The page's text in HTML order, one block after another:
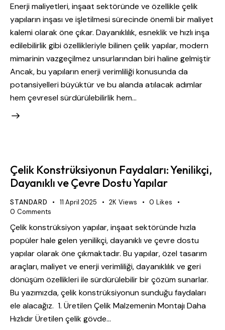
Enerji maliyetleri, inşaat sektöründe ve özellikle çelik
yapıların inşası ve işletilmesi sürecinde önemli bir maliyet
kalemi olarak öne çıkar. Dayanıklılık, esneklik ve hızlı inşa
edilebilirlik gibi özellikleriyle bilinen çelik yapılar, modern
mimarinin vazgeçilmez unsurlarından biri haline gelmiştir
Ancak, bu yapıların enerji verimliliği konusunda da
potansiyelleri büyüktür ve bu alanda atılacak adımlar
hem çevresel sürdürülebilirlik hem…
Çelik Konstrüksiyonun Faydaları: Yenilikçi,
Dayanıklı ve Çevre Dostu Yapılar
STANDARD 11 April 2025 2K Views 0 Likes
0 Comments
Çelik konstrüksiyon yapılar, inşaat sektöründe hızla
popüler hale gelen yenilikçi, dayanıklı ve çevre dostu
yapılar olarak öne çıkmaktadır. Bu yapılar, özel tasarım
araçları, maliyet ve enerji verimliliği, dayanıklılık ve geri
dönüşüm özellikleri ile sürdürülebilir bir çözüm sunarlar.
Bu yazımızda, çelik konstrüksiyonun sunduğu faydaları
ele alacağız. 1. Üretilen Çelik Malzemenin Montajı Daha
Hızlıdır Üretilen çelik gövde…